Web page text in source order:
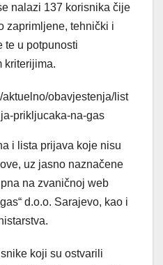
nalazi 137 korisnika čije
zaprimljene, tehnički i
te u potpunosti
kriterijima.
aktuelno/obavjestenja/list
prikljucaka-na-gas
i lista prijava koje nisu
uz jasno naznačene
na zvaničnoj web
d.o.o. Sarajevo, kao i
koji su ostvarili